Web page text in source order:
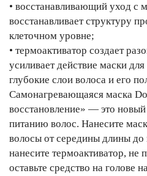
• восстанавливающий уход с
восстанавливает структуру
клеточном уровне;
• термоактиватор создает
усиливает действие маски
глубокие слои волоса и его
Самонагревающаяся маска
восстановление» — это
питанию волос. Нанесите
волосы от середины длины до
нанесите термоактиватор, не
оставьте средство на голове